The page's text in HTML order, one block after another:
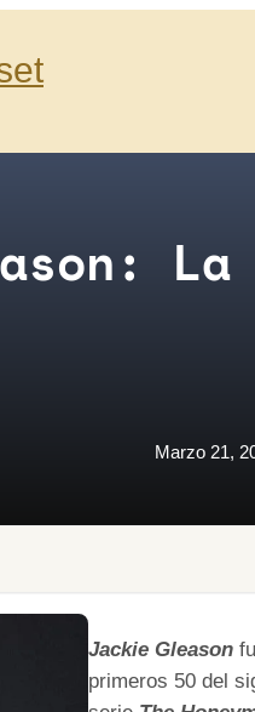
Marzo 21,
Jackie Gleason
primeros 50 del